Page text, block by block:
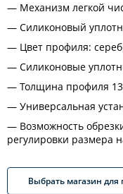
Механизм легкой
Силиконовый
Цвет профиля:
Силиконовые
Толщина профиля
Универсальная
Возможность
регулировки размера
Выбрать магазин для